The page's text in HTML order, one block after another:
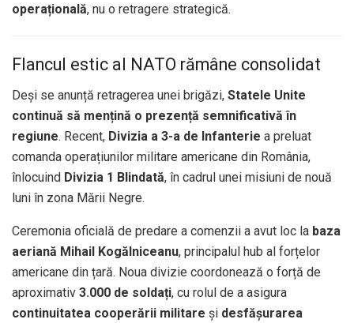
operațională, nu o retragere strategică.
Flancul estic al NATO rămâne consolidat
Deși se anunță retragerea unei brigăzi, Statele Unite
continuă să mențină o prezență semnificativă în
regiune. Recent, Divizia a 3-a de Infanterie a preluat
comanda operațiunilor militare americane din România,
înlocuind Divizia 1 Blindată, în cadrul unei misiuni de nouă
luni în zona Mării Negre.
Ceremonia oficială de predare a comenzii a avut loc la baza
aeriană Mihail Kogălniceanu, principalul hub al forțelor
americane din țară. Noua divizie coordonează o forță de
aproximativ 3.000 de soldați, cu rolul de a asigura
continuitatea cooperării militare și desfășurarea